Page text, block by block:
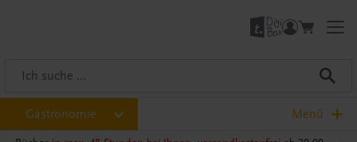
Gastronomie Menü